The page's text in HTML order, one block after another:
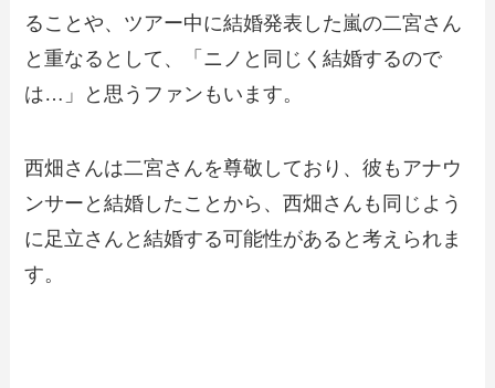
ることや、ツアー中に結婚発表した嵐の二宮さん
と重なるとして、「ニノと同じく結婚するので
は…」と思うファンもいます。
西畑さんは二宮さんを尊敬しており、彼もアナウ
ンサーと結婚したことから、西畑さんも同じよう
に足立さんと結婚する可能性があると考えられま
す。